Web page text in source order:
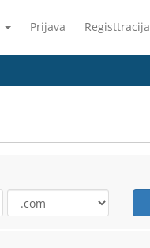
Prijava Registtracija